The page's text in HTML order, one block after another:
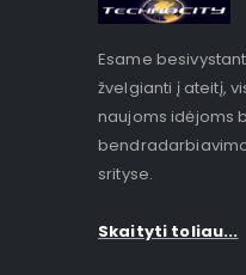
Esame
žvelgianti į ateitį,
naujoms idėjoms
srityse.
Skaityti toliau...